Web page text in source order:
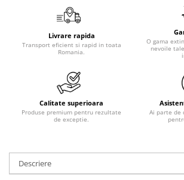
Livrare rapida
Transport eficient si rapid in toata
Romania.
O gama
nevoile
Calitate superioara
Produse premium pentru rezultate
de exceptie.
Ai parte de
Descriere